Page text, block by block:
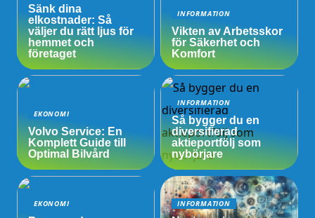
Sänk dina
elkostnader: Så
väljer du rätt ljus för
hemmet och
företaget
INFORMATION
Vikten av Arbetsskor
för Säkerhet och
Komfort
EKONOMI
Volvo Service: En
Komplett Guide till
Optimal Bilvård
INFORMATION
Så bygger du en
diversifierad
aktieportfölj som
nybörjare
EKONOMI INFORMATION